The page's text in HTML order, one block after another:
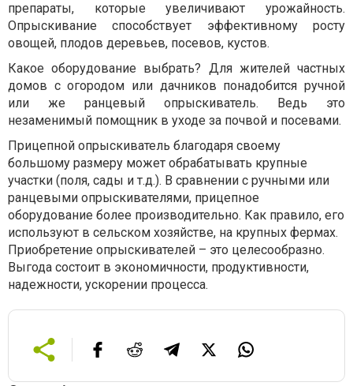
препараты, которые увеличивают урожайность.
Опрыскивание способствует эффективному росту
овощей, плодов деревьев, посевов, кустов.
Какое оборудование выбрать? Для жителей частных
домов с огородом или дачников понадобится ручной
или же ранцевый опрыскиватель. Ведь это
незаменимый помощник в уходе за почвой и посевами.
Прицепной опрыскиватель благодаря своему
большому размеру может обрабатывать крупные
участки (поля, сады и т.д.). В сравнении с ручными или
ранцевыми опрыскивателями, прицепное
оборудование более производительно. Как правило, его
используют в сельском хозяйстве, на крупных фермах.
Приобретение опрыскивателей – это целесообразно.
Выгода состоит в экономичности, продуктивности,
надежности, ускорении процесса.